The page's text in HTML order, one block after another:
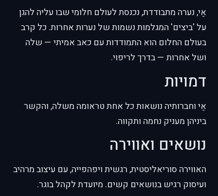
אַי, נערה מתבודדת, נכנסת לעולם חלומי שבו עליה להגן
על 'ביצים' המגלמות נשמות של נערות אחרות. כל קרב
בעולם החלום הוא התמודדות עם כאב אמיתי — שלה
ושל אחרות — בדרך לריפוי.
דמויות
אַי וחברותיה נושאות כל אחת טראומה משלה, והקשר
ביניהן מעניק נחמה ותקווה.
נושאים ואווירה
האווירה סוריאליסטית, רגשית ויפהפייה, עם עיצוב מרהיב
ועיסוק רגיש בנושאים קשים. מיועדת לקהל בוגר.